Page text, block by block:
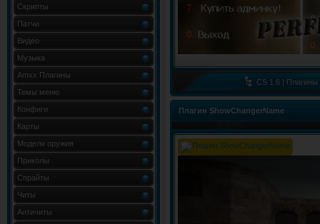
Скрипты
Патчи
Видео
Музыка
Amxx Плагины
Темы меню
Конфиги
Карты
Модели оружия
Приколы
Спрайты
Читы
Античиты
CS 1.6 | Плагины
Плагин ShowChangerName